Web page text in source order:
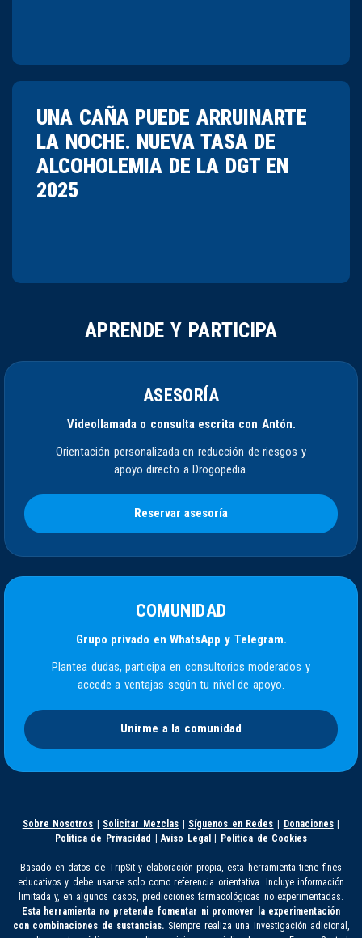
UNA CAÑA PUEDE ARRUINARTE
LA NOCHE. NUEVA TASA DE
ALCOHOLEMIA DE LA DGT EN
2025
APRENDE Y PARTICIPA
ASESORÍA
Videollamada o consulta escrita con Antón.
Orientación personalizada en reducción de riesgos y
apoyo directo a Drogopedia.
Reservar asesoría
COMUNIDAD
Grupo privado en WhatsApp y Telegram.
Plantea dudas, participa en consultorios moderados y
accede a ventajas según tu nivel de apoyo.
Unirme a la comunidad
Sobre Nosotros | Solicitar Mezclas | Síguenos en Redes | Donaciones|
Política de Privacidad |Aviso Legal | Política de Cookies
Basado en datos de TripSity elaboración propia, esta herramienta tiene fines
educativos y debe usarse solo como referencia orientativa. Incluye información
limitada y, en algunos casos, predicciones farmacológicas no experimentadas.
Esta herramienta no pretende fomentar ni promover la experimentación
con combinaciones de sustancias. Siempre realiza una investigación adicional,